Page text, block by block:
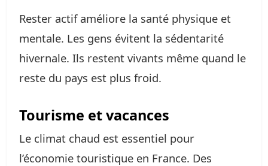
Rester actif améliore la santé physique et
mentale. Les gens évitent la sédentarité
hivernale. Ils restent vivants même quand le
reste du pays est plus froid.
Tourisme et vacances
Le climat chaud est essentiel pour
l’économie touristique en France. Des